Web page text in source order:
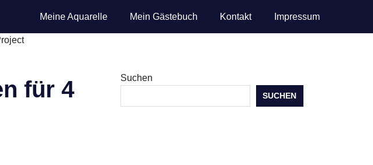
Meine Aquarelle Mein Gästebuch Kontakt Impressum
für 4
Suchen
SUCHEN